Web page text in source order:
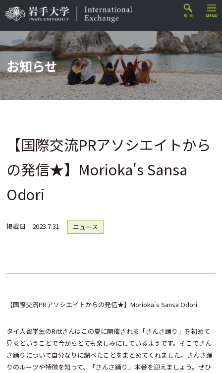
お知らせ
【国際交流PRアソシエイトから
の発信★】Morioka's Sansa
Odori
掲載日 2023.7.31 ニュース
【国際交流PRアソシエイトからの発信★】Morioka's Sansa Odori
タイ人留学生のRittさんはこの夏に開催される「さんさ踊り」を初めて
見るということで今からとても楽しみにしているようです。そこでさん
さ踊りについて自分なりに調べたことをまとめてくれました。さんさ踊
りのルーツや特徴を知って、「さんさ踊り」本番を迎えましょう。ぜひ